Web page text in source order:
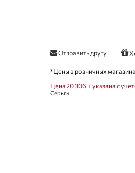
Отправить другу
*Цены в розничных
Цена 20 306 ₸ указана с
Серьги